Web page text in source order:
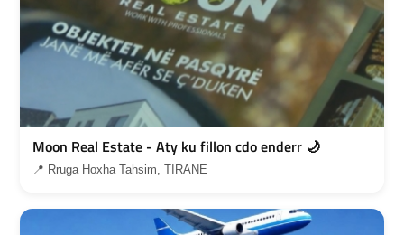
Moon Real Estate - Aty ku fillon cdo enderr 🌙
📍 Rruga Hoxha Tahsim, TIRANE